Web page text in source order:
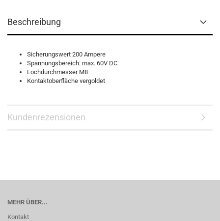
Beschreibung
Sicherungswert 200 Ampere
Spannungsbereich: max. 60V DC
Lochdurchmesser M8
Kontaktoberfläche vergoldet
Kundenrezensionen
MEHR ÜBER...
Kontakt